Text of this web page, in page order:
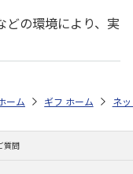
どの環境により、実
内祝い 今治謹製 紋織
・お返し 結婚内祝い
通販 内祝い・お返し
ーム ギフト通販 内
ホーム ネ
質問